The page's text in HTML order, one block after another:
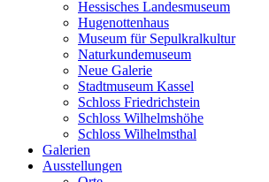
Hessisches Landesmuseum
Hugenottenhaus
Museum für Sepulkralkultur
Naturkundemuseum
Neue Galerie
Stadtmuseum Kassel
Schloss Friedrichstein
Schloss Wilhelmshöhe
Schloss Wilhelmsthal
Galerien
Ausstellungen